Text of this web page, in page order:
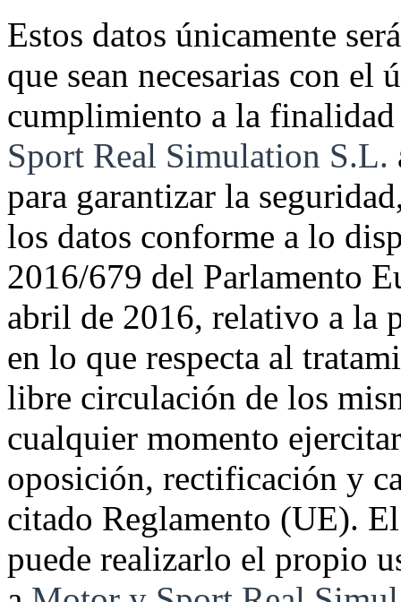
Estos datos únicamente
que sean necesarias con
cumplimiento a la
Sport Real Simulation S.L.
para garantizar la
los datos conforme a lo
2016/679 del Parlamento
abril de 2016, relativo a la
en lo que respecta al
libre circulación de los
cualquier momento
oposición, rectificación y
citado Reglamento (UE).
puede realizarlo el propio